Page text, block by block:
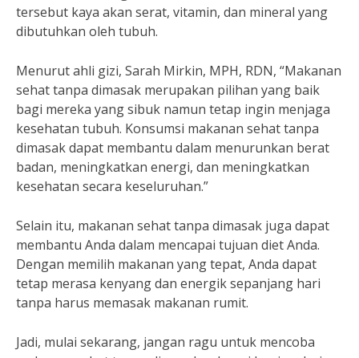
tersebut kaya akan serat, vitamin, dan mineral yang
dibutuhkan oleh tubuh.
Menurut ahli gizi, Sarah Mirkin, MPH, RDN, “Makanan
sehat tanpa dimasak merupakan pilihan yang baik
bagi mereka yang sibuk namun tetap ingin menjaga
kesehatan tubuh. Konsumsi makanan sehat tanpa
dimasak dapat membantu dalam menurunkan berat
badan, meningkatkan energi, dan meningkatkan
kesehatan secara keseluruhan.”
Selain itu, makanan sehat tanpa dimasak juga dapat
membantu Anda dalam mencapai tujuan diet Anda.
Dengan memilih makanan yang tepat, Anda dapat
tetap merasa kenyang dan energik sepanjang hari
tanpa harus memasak makanan rumit.
Jadi, mulai sekarang, jangan ragu untuk mencoba